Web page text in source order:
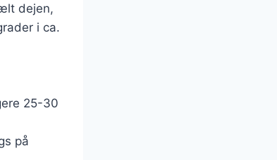
dejen,
i ca.
25-30
på